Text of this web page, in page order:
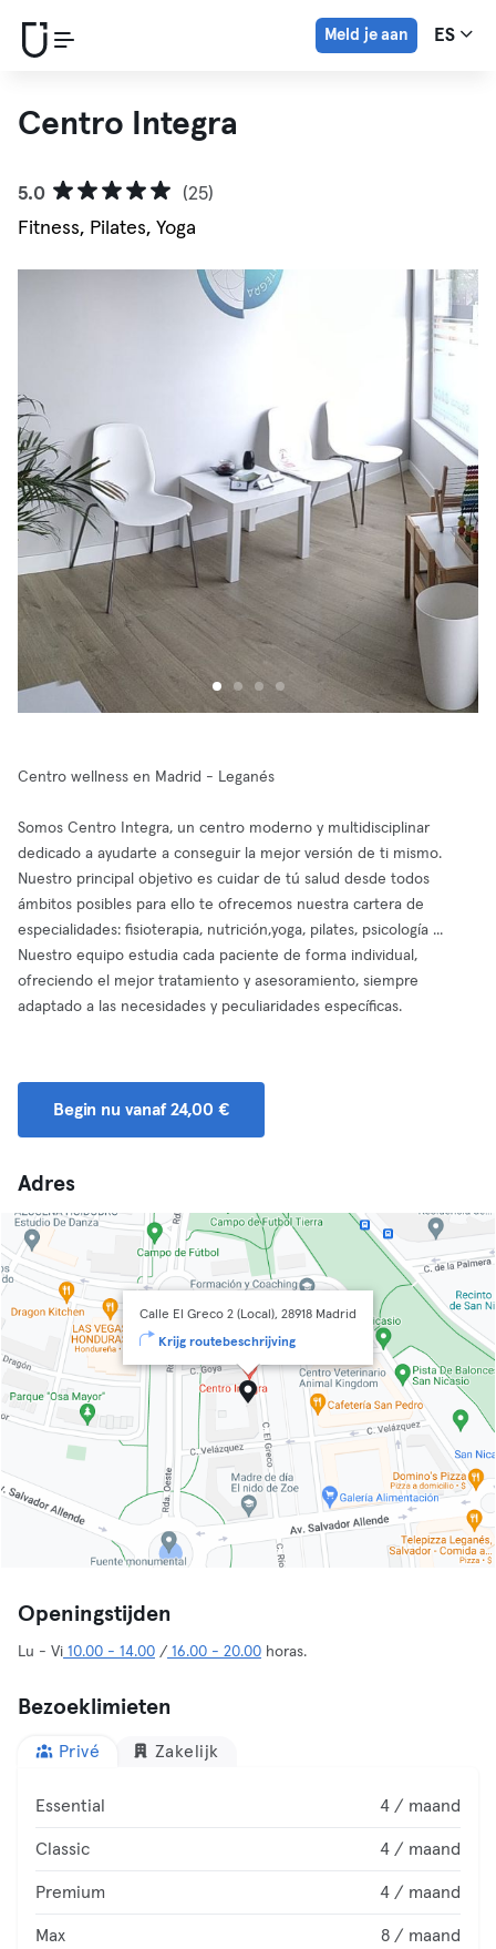
Meld je aan ES
Centro Integra
5.0
(25)
Fitness, Pilates, Yoga
Centro wellness en Madrid - Leganés
Somos Centro Integra, un centro moderno y multidisciplinar
dedicado a ayudarte a conseguir la mejor versión de ti mismo.
Nuestro principal objetivo es cuidar de tú salud desde todos
ámbitos posibles para ello te ofrecemos nuestra cartera de
especialidades: fisioterapia, nutrición,yoga, pilates, psicología ...
Nuestro equipo estudia cada paciente de forma individual,
ofreciendo el mejor tratamiento y asesoramiento, siempre
adaptado a las necesidades y peculiaridades específicas.
Begin nu vanaf 24,00 €
Adres
Calle El Greco 2 (Local), 28918 Madrid
Krijg routebeschrijving
Openingstijden
Lu - Vi 10.00 - 14.00 / 16.00 - 20.00 horas.
Bezoeklimieten
Privé Zakelijk
Essential 4 / maand
Classic 4 / maand
Premium 4 / maand
Max 8 / maand